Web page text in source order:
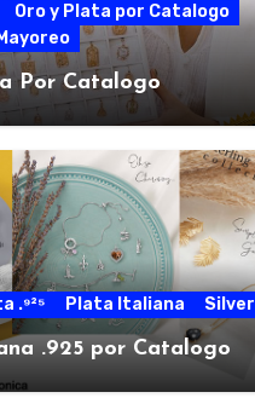
Oro y Plata por Catalogo
Por Catalogo
.⁹²⁵ Plata Italiana Silver
.925 por Catalogo